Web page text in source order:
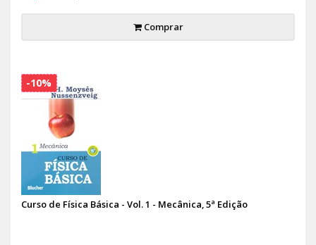
Comprar
Curso de Física Básica - Vol. 1 - Mecânica, 5ª Edição
-10%